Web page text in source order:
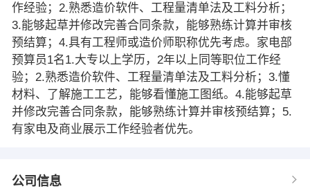
作经验；2.熟悉造价软件、工程量清单法及工料分析；
3.能够起草并修改完善合同条款，能够熟练计算并审核
预结算；4.具有工程师或造价师职称优先考虑。家电部
预算员1名1.大专以上学历，2年以上同等职位工作经
验；2.熟悉造价软件、工程量清单法及工料分析；3.懂
材料、了解施工工艺，能够看懂施工图纸。4.能够起草
并修改完善合同条款，能够熟练计算并审核预结算；5.
有家电及商业展示工作经验者优先。
公司信息